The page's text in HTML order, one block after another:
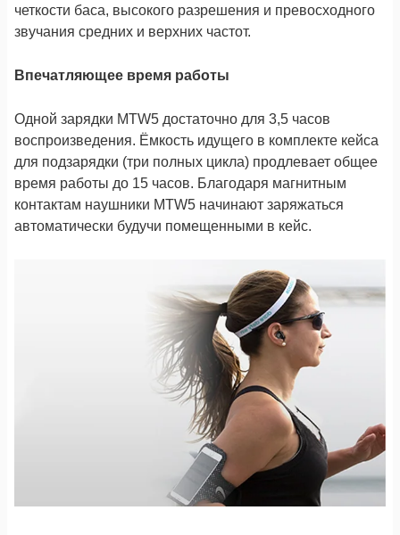
четкости баса, высокого разрешения и превосходного
звучания средних и верхних частот.
Впечатляющее время работы
Одной зарядки MTW5 достаточно для 3,5 часов
воспроизведения. Ёмкость идущего в комплекте кейса
для подзарядки (три полных цикла) продлевает общее
время работы до 15 часов. Благодаря магнитным
контактам наушники MTW5 начинают заряжаться
автоматически будучи помещенными в кейс.